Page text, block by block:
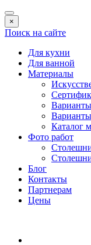
×
Поиск на сайте
Для кухни
Для ванной
Материалы
Каталог
Фото работ
Блог
Контакты
Партнерам
Цены